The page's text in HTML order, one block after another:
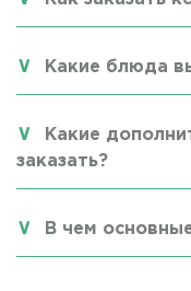
Какие блюда
Какие
заказать?
В чем